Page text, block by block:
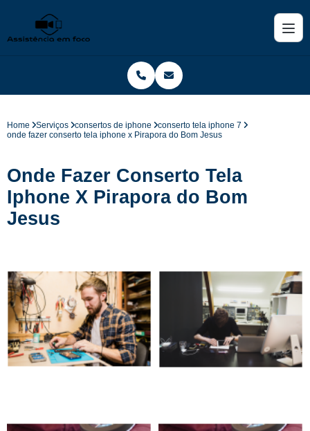
Home Serviços consertos de iphone
conserto tela iphone 7
onde fazer conserto tela iphone x Pirapora do Bom Jesus
Onde Fazer Conserto Tela
Iphone X Pirapora do Bom
Jesus